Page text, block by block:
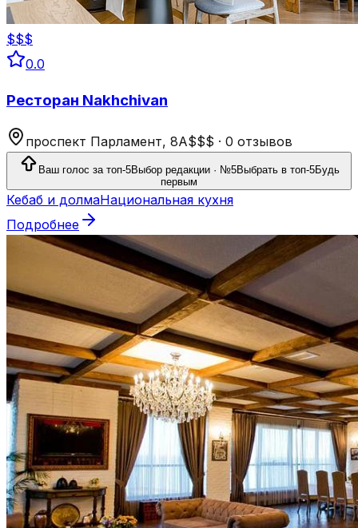
$$$
0.0
Ресторан Nakhchivan
проспект Парламент, 8A$$$ · 0 отзывов
Ваш голос за топ-5Выбор редакции · №5Выбрать в топ-5Будь
первым
Кебаб и долмаНациональная кухня
Подробнее